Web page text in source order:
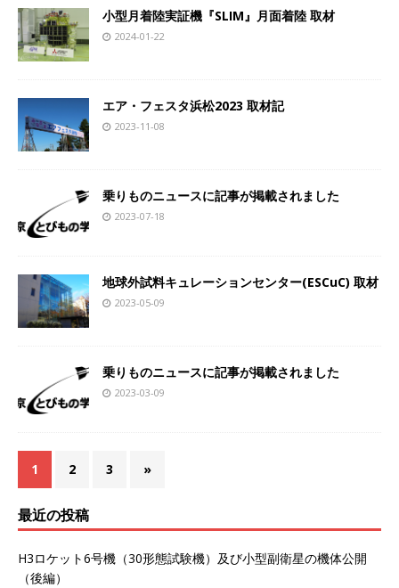
小型月着陸実証機『SLIM』月面着陸 取材
2024-01-22
エア・フェスタ浜松2023 取材記
2023-11-08
乗りものニュースに記事が掲載されました
2023-07-18
地球外試料キュレーションセンター(ESCuC) 取材
2023-05-09
乗りものニュースに記事が掲載されました
2023-03-09
1 2 3 »
最近の投稿
H3ロケット6号機（30形態試験機）及び小型副衛星の機体公開
（後編）